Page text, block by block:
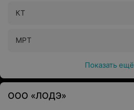
КТ
МРТ
Показать ещё
ООО «ЛОДЭ»